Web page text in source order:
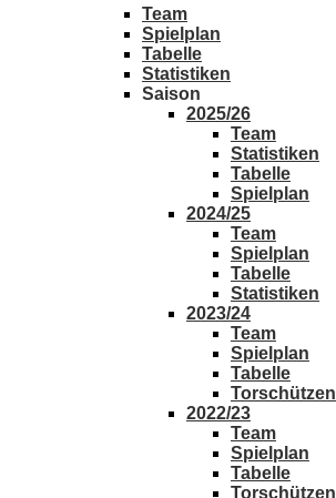
Team
Spielplan
Tabelle
Statistiken
Saison
2025/26
Team
Statistiken
Tabelle
Spielplan
2024/25
Team
Spielplan
Tabelle
Statistiken
2023/24
Team
Spielplan
Tabelle
Torschützen
2022/23
Team
Spielplan
Tabelle
Torschützen